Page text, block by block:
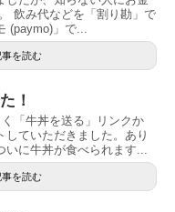
飲み代などを「割り勘」で
(paymo)」で...
事を読む
！
「牛丼を送る」リンクか
していただきました。あり
に牛丼が食べられます...
事を読む